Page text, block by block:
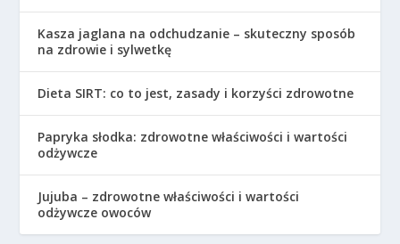
Kasza jaglana na odchudzanie – skuteczny sposób
na zdrowie i sylwetkę
Dieta SIRT: co to jest, zasady i korzyści zdrowotne
Papryka słodka: zdrowotne właściwości i wartości
odżywcze
Jujuba – zdrowotne właściwości i wartości
odżywcze owoców